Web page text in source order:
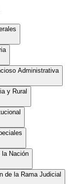
Administrativa
y Rural
la Nación
de la Rama Judicial